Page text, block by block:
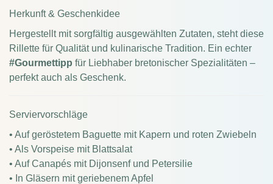
Herkunft & Geschenkidee
Hergestellt mit sorgfältig ausgewählten Zutaten, steht diese
Rillette für Qualität und kulinarische Tradition. Ein echter
#Gourmettipp für Liebhaber bretonischer Spezialitäten –
perfekt auch als Geschenk.
Serviervorschläge
• Auf geröstetem Baguette mit Kapern und roten Zwiebeln
• Als Vorspeise mit Blattsalat
• Auf Canapés mit Dijonsenf und Petersilie
• In Gläsern mit geriebenem Apfel